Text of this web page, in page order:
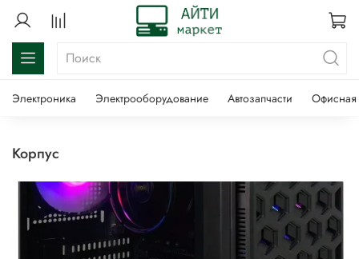
Электроника Электрооборудование Автозапчасти Офисная
корпус